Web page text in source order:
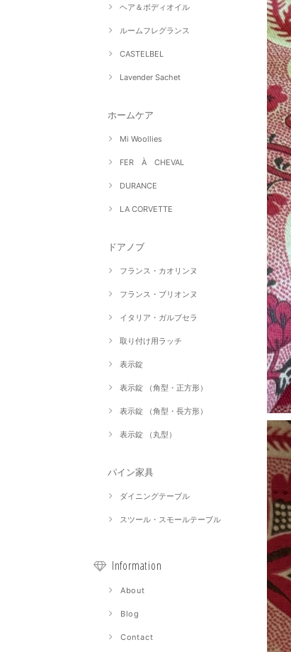
ヘア＆ボディオイル
ルームフレグランス
CASTELBEL
Lavender Sachet
ホームケア
Mi Woollies
FER À CHEVAL
DURANCE
LA CORVETTE
ドアノブ
フランス・カオリンヌ
フランス・ブリオンヌ
イタリア・ガルブセラ
取り付け用ラッチ
表示錠
表示錠 （角型・正方形）
表示錠 （角型・長方形）
表示錠 （丸型）
パイン家具
ダイニングテーブル
スツール・スモールテーブル
Information
About
Blog
Contact